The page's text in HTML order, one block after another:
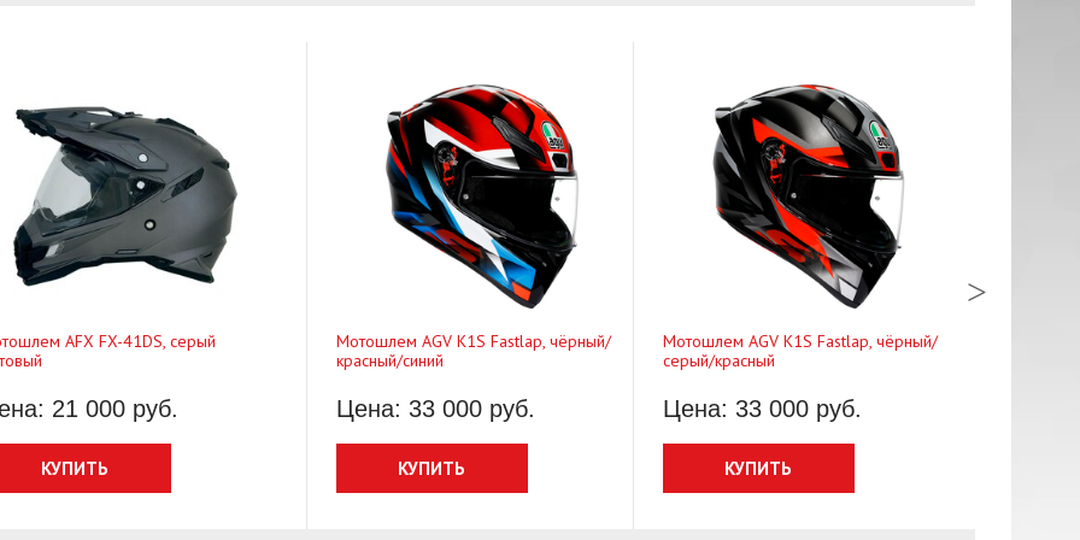
AFX FX-41DS, серый
21 000 руб.
КУПИТЬ
Мотошлем AGV K1S Fastlap, чёрный/
красный/синий
Цена: 33 000 руб.
КУПИТЬ
Мотошлем AGV K1S Fastlap, чёрный/
серый/красный
Цена: 33 000 руб.
КУПИТЬ